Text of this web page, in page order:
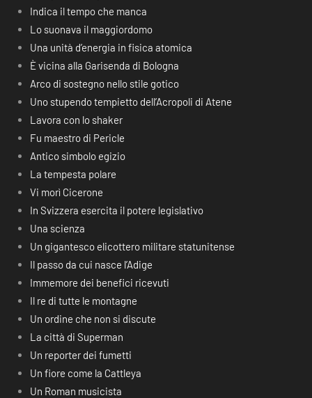
Indica il tempo che manca
Lo suonava il maggiordomo
Una unità d’energia in fisica atomica
È vicina alla Garisenda di Bologna
Arco di sostegno nello stile gotico
Uno stupendo tempietto dell’Acropoli di Atene
Lavora con lo shaker
Fu maestro di Pericle
Antico simbolo egizio
La tempesta polare
Vi morì Cicerone
In Svizzera esercita il potere legislativo
Una scienza
Un gigantesco elicottero militare statunitense
Il passo da cui nasce l’Adige
Immemore dei benefici ricevuti
Il re di tutte le montagne
Un ordine che non si discute
La città di Superman
Un reporter dei fumetti
Un fiore come la Cattleya
Un Roman musicista